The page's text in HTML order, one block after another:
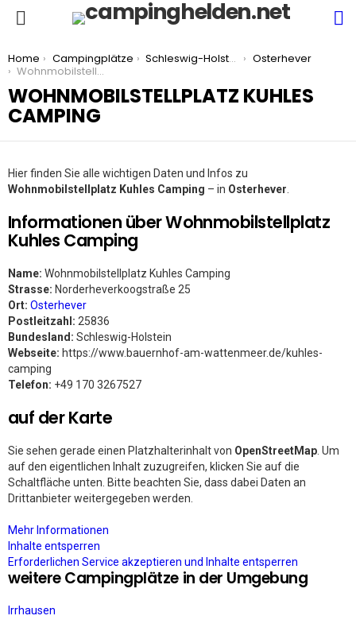
You are here:
Home Campingplätze Schleswig-Holstein
Osterhever
Wohnmobilstellplatz Kuhles Camping
WOHNMOBILSTELLPLATZ KUHLES
CAMPING
Hier finden Sie alle wichtigen Daten und Infos zu
Wohnmobilstellplatz Kuhles Camping – in Osterhever
Informationen über Wohnmobilstellplatz
Kuhles Camping
Name: Wohnmobilstellplatz Kuhles Camping
Strasse: Norderheverkoogstraße 25
Ort: Osterhever
Postleitzahl: 25836
Bundesland: Schleswig-Holstein
Webseite: https://www.bauernhof-am-wattenmeer.de/kuhles-
camping
Telefon: +49 170 3267527
auf der Karte
Sie sehen gerade einen Platzhalterinhalt von OpenStreetMap . Um
auf den eigentlichen Inhalt zuzugreifen, klicken Sie auf die
Schaltfläche unten. Bitte beachten Sie, dass dabei Daten an
Drittanbieter weitergegeben werden.
Mehr Informationen
Inhalte entsperren
Erforderlichen Service akzeptieren und Inhalte entsperren
weitere Campingplätze in der Umgebung
Irrhausen